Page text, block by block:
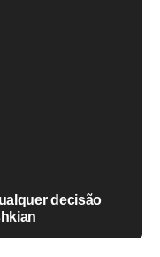
decisão